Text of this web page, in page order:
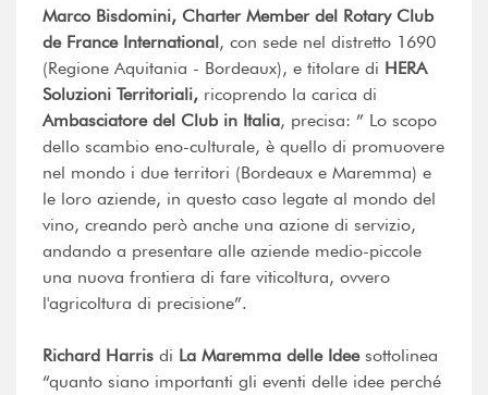
Marco Bisdomini, Charter Member del Rotary Club
de France International, con sede nel distretto 1690
(Regione Aquitania - Bordeaux), e titolare di HERA
Soluzioni Territoriali, ricoprendo la carica di
Ambasciatore del Club in Italia, precisa: ” Lo scopo
dello scambio eno-culturale, è quello di promuovere
nel mondo i due territori (Bordeaux e Maremma) e
le loro aziende, in questo caso legate al mondo del
vino, creando però anche una azione di servizio,
andando a presentare alle aziende medio-piccole
una nuova frontiera di fare viticoltura, ovvero
l'agricoltura di precisione”.
Richard Harris di La Maremma delle Ideesottolinea
“quanto siano importanti gli eventi delle idee perché